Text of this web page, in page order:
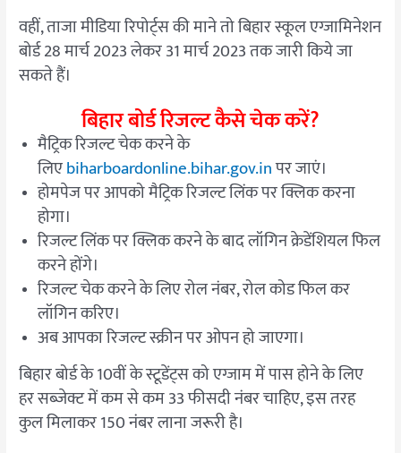
वहीं, ताजा मीडिया रिपोर्ट्स की माने तो बिहार स्कूल एग्जामिनेशन
बोर्ड 28 मार्च 2023 लेकर 31 मार्च 2023 तक जारी किये जा
सकते हैं।
बिहार बोर्ड रिजल्ट कैसे चेक करें?
मैट्रिक रिजल्ट चेक करने के
लिएbiharboardonline.bihar.gov.inपर जाएं।
होमपेज पर आपको मैट्रिक रिजल्ट लिंक पर क्लिक करना
होगा।
रिजल्ट लिंक पर क्लिक करने के बाद लॉगिन क्रेडेंशियल फिल
करने होंगे।
रिजल्ट चेक करने के लिए रोल नंबर, रोल कोड फिल कर
लॉगिन करिए।
अब आपका रिजल्ट स्क्रीन पर ओपन हो जाएगा।
बिहार बोर्ड के 10वीं के स्टूडेंट्स को एग्जाम में पास होने के लिए
हर सब्जेक्ट में कम से कम 33 फीसदी नंबर चाहिए, इस तरह
कुल मिलाकर 150 नंबर लाना जरूरी है।